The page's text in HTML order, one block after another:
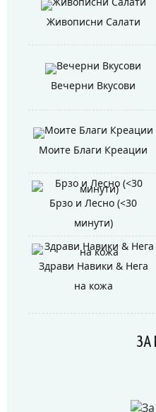
Живописни Салати
Вечерни Вкусови
Моите Благи Креации
Брзо и Лесно (<30
минути)
Здрави Навики & Нега
на кожа
ЗА